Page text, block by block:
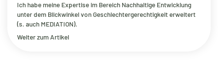
Ich habe meine Expertise im Bereich Nachhaltige Entwicklung
unter dem Blickwinkel von Geschlechtergerechtigkeit erweitert
(s. auch MEDIATION).
Weiter zum Artikel